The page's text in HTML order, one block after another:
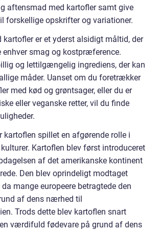
aftensmad med kartofler samt give
forskellige opskrifter og variationer.
kartofler er et yderst alsidigt måltid, der
smag og kostpræference.
og lettilgængelig ingrediens, der kan
måder. Uanset om du foretrækker
med kød og grøntsager, eller du er
eller veganske retter, vil du finde
kartoflen spillet en afgørende rolle i
Kartoflen blev først introduceret
af det amerikanske kontinent
Den blev oprindeligt modtaget
mange europeere betragtede den
af dens nærhed til
Trods dette blev kartoflen snart
værdifuld fødevare på grund af dens